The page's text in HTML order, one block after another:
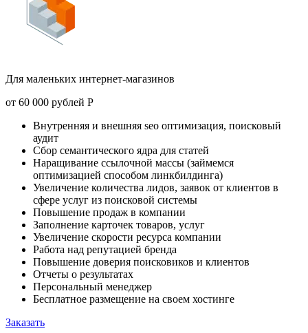
Для маленьких интернет-магазинов
от 60 000 рублей Р
Внутренняя и внешняя seo оптимизация, поисковый
аудит
Сбор семантического ядра для статей
Наращивание ссылочной массы (займемся
оптимизацией способом линкбилдинга)
Увеличение количества лидов, заявок от клиентов в
сфере услуг из поисковой системы
Повышение продаж в компании
Заполнение карточек товаров, услуг
Увеличение скорости ресурса компании
Работа над репутацией бренда
Повышение доверия поисковиков и клиентов
Отчеты о результатах
Персональный менеджер
Бесплатное размещение на своем хостинге
Заказать